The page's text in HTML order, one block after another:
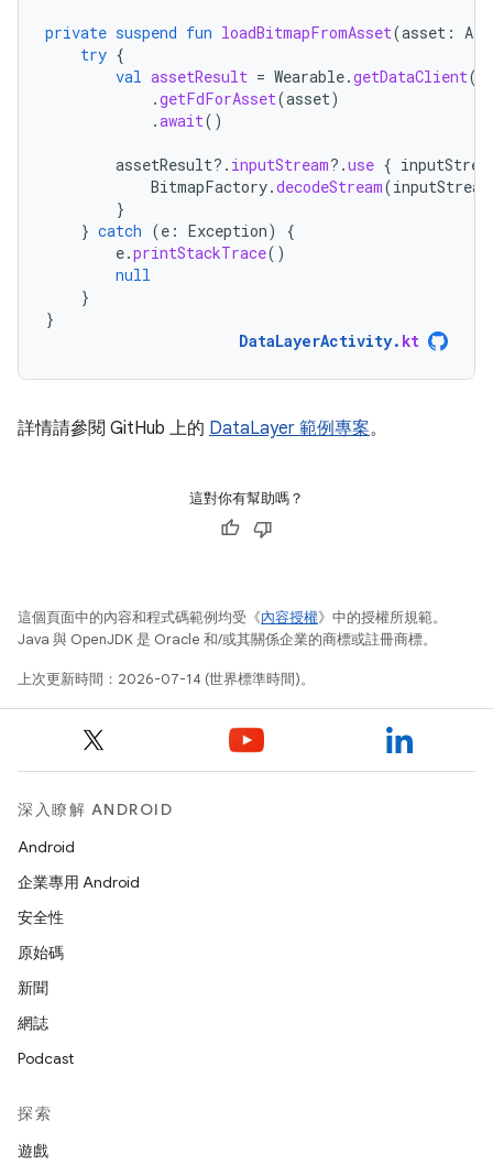
private suspend fun loadBitmapFromAsset(asset :
try {
val assetResult = Wearable.getDataClient(
.getFdForAsset(asset)
.await()
assetResult?. inputStream?.use {
BitmapFactory.decodeStream(inputStream
}
} catch (e : Exception)
{
e.printStackTrace()
null
}
}
DataLayerActivity. kt
詳情請參閱 GitHub 上的 DataLayer 範例專案。
這對你有幫助嗎？
這個頁面中的內容和程式碼範例均受《內容授權》中的授權所規範。
Java 與 OpenJDK 是 Oracle 和/或其關係企業的商標或註冊商標。
上次更新時間：2026-07-14 (世界標準時間)。
深入瞭解 ANDROID
Android
企業專用 Android
安全性
原始碼
新聞
網誌
Podcast
探索
遊戲